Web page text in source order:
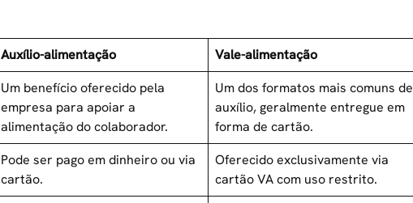
Auxílio-alimentação Vale-alimentação
Um benefício oferecido pela
empresa para apoiar a
alimentação do colaborador.
Um dos formatos mais comuns de
auxílio, geralmente entregue em
forma de cartão.
Pode ser pago em dinheiro ou via
cartão.
Oferecido exclusivamente via
cartão VA com uso restrito.